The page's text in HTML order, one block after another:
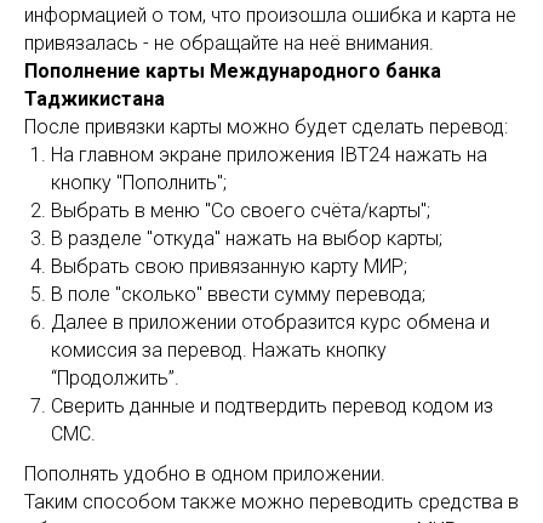
информацией о том, что произошла ошибка и карта не
привязалась - не обращайте на неё внимания.
Пополнение карты Международного банка
Таджикистана
После привязки карты можно будет сделать перевод:
На главном экране приложения IBT24 нажать на
кнопку "Пополнить";
Выбрать в меню "Со своего счёта/карты";
В разделе "откуда" нажать на выбор карты;
Выбрать свою привязанную карту МИР;
В поле "сколько" ввести сумму перевода;
Далее в приложении отобразится курс обмена и
комиссия за перевод. Нажать кнопку
“Продолжить”.
Сверить данные и подтвердить перевод кодом из
СМС.
Пополнять удобно в одном приложении.
Таким способом также можно переводить средства в